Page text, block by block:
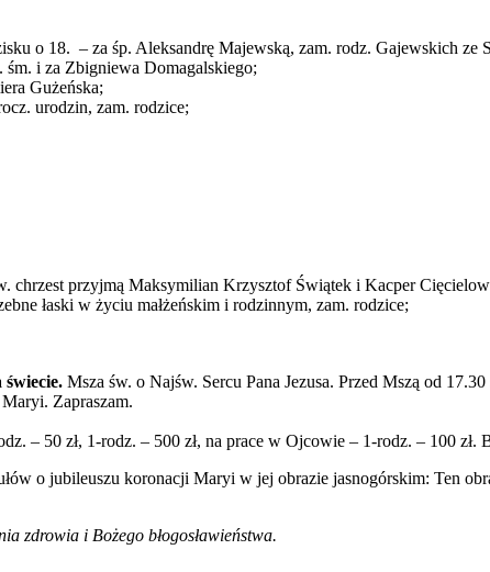
o 18. – za śp. Aleksandrę Majewską, zam. rodz. Gajewskich ze
i za Zbigniewa Domagalskiego;
Gużeńska;
urodzin, zam. rodzice;
chrzest przyjmą Maksymilian Krzysztof Świątek i Kacper
łaski w życiu małżeńskim i rodzinnym, zam. rodzice;
Msza św. o Najśw. Sercu Pana Jezusa. Przed Mszą od
Zapraszam.
– 50 zł, 1-rodz. – 500 zł, na prace w Ojcowie – 1-rodz. – 100 zł.
o jubileuszu koronacji Maryi w jej obrazie jasnogórskim: Ten
zdrowia i Bożego błogosławieństwa.